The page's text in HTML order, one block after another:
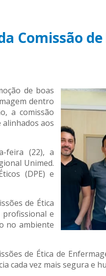
Comissão
de boas
dentro
a comissão
aos
feira (22), a
Unimed.
(DPE) e
de Ética
profissional e
no ambiente
de Ética de
cada vez mais segura e